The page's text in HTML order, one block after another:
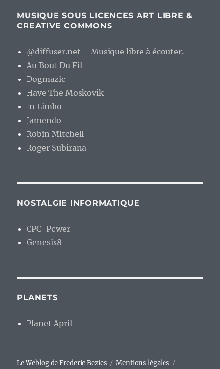
MUSIQUE SOUS LICENCES ART LIBRE &
CREATIVE COMMONS
@diffuser.net – Musique libre à écouter.
Au Bout Du Fil
Dogmazic
Have The Moskovik
In Limbo
Jamendo
Robin Mitchell
Roger Subirana
NOSTALGIE INFORMATIQUE
CPC-Power
Genesis8
PLANETS
Planet April
Le Weblog de Frederic Bezies Mentions légales